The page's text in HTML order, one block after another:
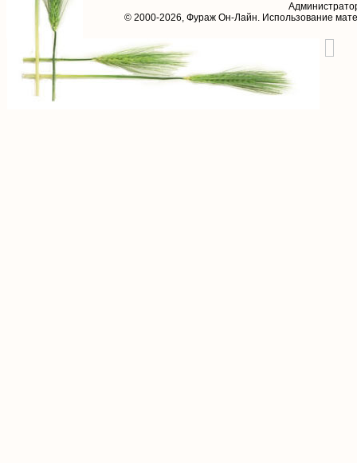
© 2000-2026, Фураж Он-Лайн. Использование